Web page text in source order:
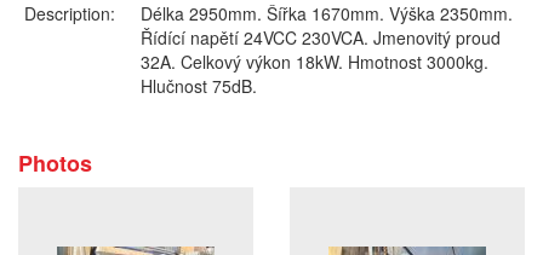
Description:
Délka 2950mm. Šířka 1670mm. Výška 2350mm.
Řídící napětí 24VCC 230VCA. Jmenovitý proud
32A. Celkový výkon 18kW. Hmotnost 3000kg.
Hlučnost 75dB.
Photos